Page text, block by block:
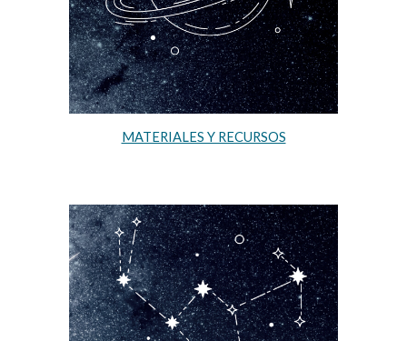
MATERIALES Y RECURSOS